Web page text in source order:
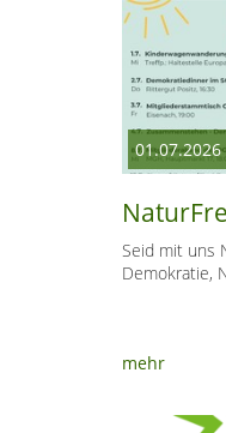
01.07.2026
Seid mit uns
Demokratie,
mehr